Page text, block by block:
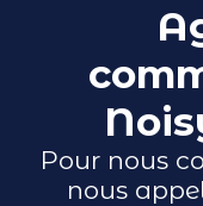
Pour nous
nous